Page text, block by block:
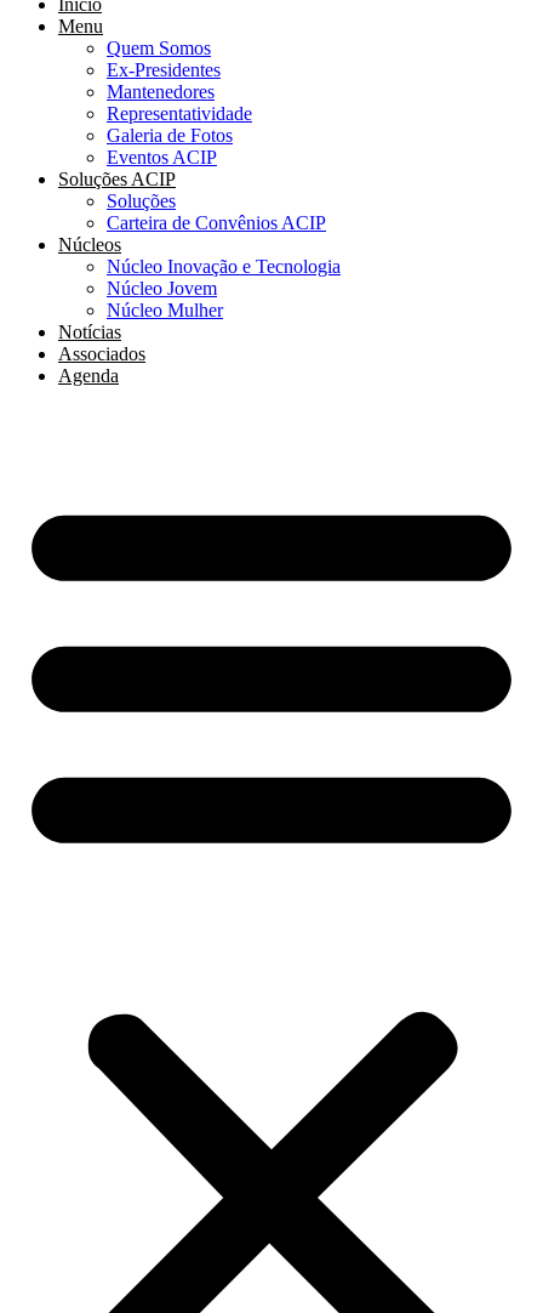
Início
Menu
Quem Somos
Ex-Presidentes
Mantenedores
Representatividade
Galeria de Fotos
Eventos ACIP
Soluções ACIP
Soluções
Carteira de Convênios ACIP
Núcleos
Núcleo Inovação e Tecnologia
Núcleo Jovem
Núcleo Mulher
Notícias
Associados
Agenda